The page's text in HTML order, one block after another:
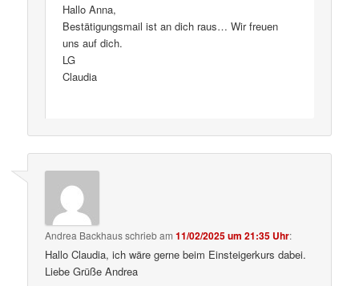
Hallo Anna,
Bestätigungsmail ist an dich raus… Wir freuen
uns auf dich.
LG
Claudia
Andrea Backhausschriebam11/02/2025 um 21:35 Uhr:
Hallo Claudia, ich wäre gerne beim Einsteigerkurs dabei.
Liebe Grüße Andrea